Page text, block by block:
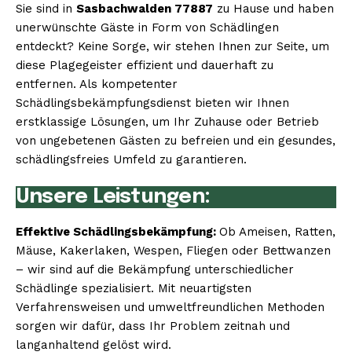
Sie sind in Sasbachwalden 77887 zu Hause und haben
unerwünschte Gäste in Form von Schädlingen
entdeckt? Keine Sorge, wir stehen Ihnen zur Seite, um
diese Plagegeister effizient und dauerhaft zu
entfernen. Als kompetenter
Schädlingsbekämpfungsdienst bieten wir Ihnen
erstklassige Lösungen, um Ihr Zuhause oder Betrieb
von ungebetenen Gästen zu befreien und ein gesundes,
schädlingsfreies Umfeld zu garantieren.
Unsere Leistungen:
Effektive Schädlingsbekämpfung: Ob Ameisen, Ratten,
Mäuse, Kakerlaken, Wespen, Fliegen oder Bettwanzen
– wir sind auf die Bekämpfung unterschiedlicher
Schädlinge spezialisiert. Mit neuartigsten
Verfahrensweisen und umweltfreundlichen Methoden
sorgen wir dafür, dass Ihr Problem zeitnah und
langanhaltend gelöst wird.